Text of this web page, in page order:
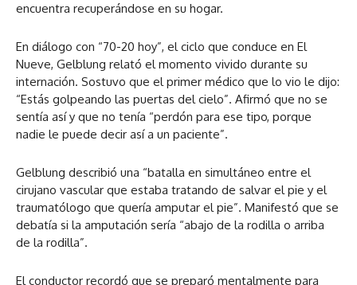
encuentra recuperándose en su hogar.
En diálogo con “70-20 hoy”, el ciclo que conduce en El
Nueve, Gelblung relató el momento vivido durante su
internación. Sostuvo que el primer médico que lo vio le dijo:
“Estás golpeando las puertas del cielo”. Afirmó que no se
sentía así y que no tenía “perdón para ese tipo, porque
nadie le puede decir así a un paciente”.
Gelblung describió una “batalla en simultáneo entre el
cirujano vascular que estaba tratando de salvar el pie y el
traumatólogo que quería amputar el pie”. Manifestó que se
debatía si la amputación sería “abajo de la rodilla o arriba
de la rodilla”.
El conductor recordó que se preparó mentalmente para